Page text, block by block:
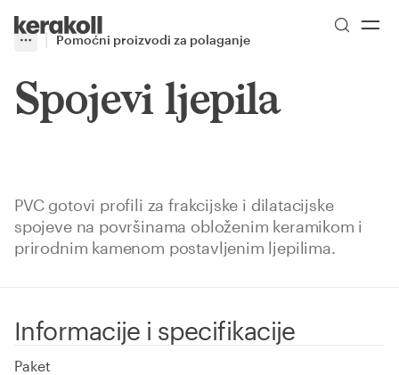
Go to Homepage
More
Toggle menu
Pomoćni proizvodi za polaganje
Spojevi ljepila
PVC gotovi profili za frakcijske i dilatacijske
spojeve na površinama obloženim keramikom i
prirodnim kamenom postavljenim ljepilima.
Informacije i specifikacije
Paket